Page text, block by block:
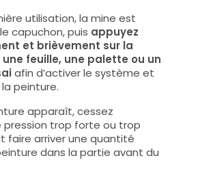
utilisation, la mine est
capuchon, puis appuyez
et brièvement sur la
feuille, une palette ou un
afin d’activer le système et
peinture.
apparaît, cessez
pression trop forte ou trop
faire arriver une quantité
dans la partie avant du